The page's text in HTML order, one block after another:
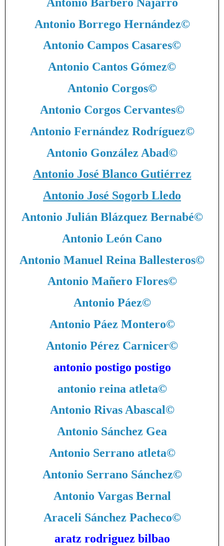
Antonio Borrego Hernández©
Antonio Campos Casares©
Antonio Cantos Gómez©
Antonio Corgos©
Antonio Corgos Cervantes©
Antonio Fernández Rodríguez©
Antonio González Abad©
Antonio José Blanco Gutiérrez
Antonio José Sogorb Lledo
Antonio Julián Blázquez Bernabé©
Antonio León Cano
Antonio Manuel Reina Ballesteros©
Antonio Mañero Flores©
Antonio Páez©
Antonio Páez Montero©
Antonio Pérez Carnicer©
antonio postigo postigo
antonio reina atleta©
Antonio Rivas Abascal©
Antonio Sánchez Gea
Antonio Serrano atleta©
Antonio Serrano Sánchez©
Antonio Vargas Bernal
Araceli Sánchez Pacheco©
aratz rodriguez bilbao